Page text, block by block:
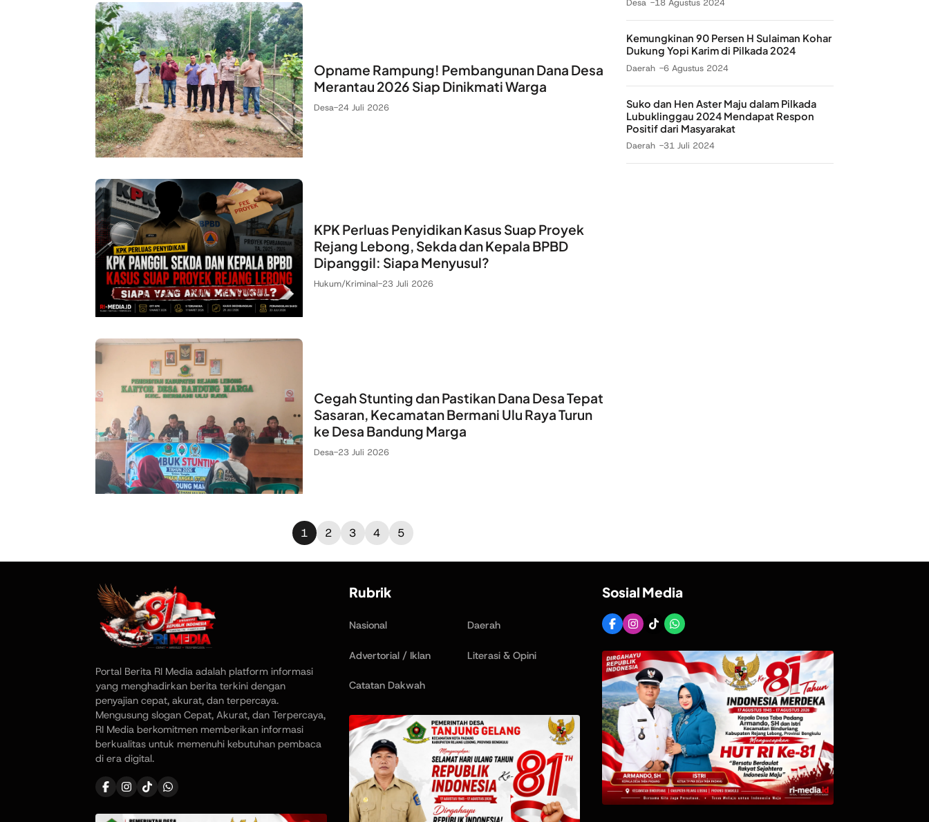
Opname Rampung! Pembangunan Dana Desa
Merantau 2026 Siap Dinikmati Warga
Desa-24 Juli 2026
KPK Perluas Penyidikan Kasus Suap Proyek
Rejang Lebong, Sekda dan Kepala BPBD
Dipanggil: Siapa Menyusul?
Hukum/Kriminal-23 Juli 2026
Cegah Stunting dan Pastikan Dana Desa Tepat
Sasaran, Kecamatan Bermani Ulu Raya Turun
ke Desa Bandung Marga
Desa-23 Juli 2026
1 2 3 4 5
Desa 18 Agustus 2024
Kemungkinan 90 Persen H Sulaiman Kohar
Dukung Yopi Karim di Pilkada 2024
Daerah 6 Agustus 2024
Suko dan Hen Aster Maju dalam Pilkada
Lubuklinggau 2024 Mendapat Respon
Positif dari Masyarakat
Daerah 31 Juli 2024
Portal Berita RI Media adalah platform informasi
yang menghadirkan berita terkini dengan
penyajian cepat, akurat, dan terpercaya.
Mengusung slogan Cepat, Akurat, dan Terpercaya,
RI Media berkomitmen memberikan informasi
berkualitas untuk memenuhi kebutuhan pembaca
di era digital.
Rubrik
Nasional Daerah
Advertorial / Iklan Literasi & Opini
Catatan Dakwah
Sosial Media